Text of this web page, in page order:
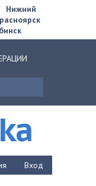
Нижний
Вход